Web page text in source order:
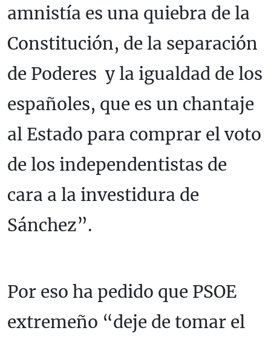
amnistía es una quiebra de la
Constitución, de la separación
de Poderes y la igualdad de los
españoles, que es un chantaje
al Estado para comprar el voto
de los independentistas de
cara a la investidura de
Sánchez”.
Por eso ha pedido que PSOE
extremeño “deje de tomar el